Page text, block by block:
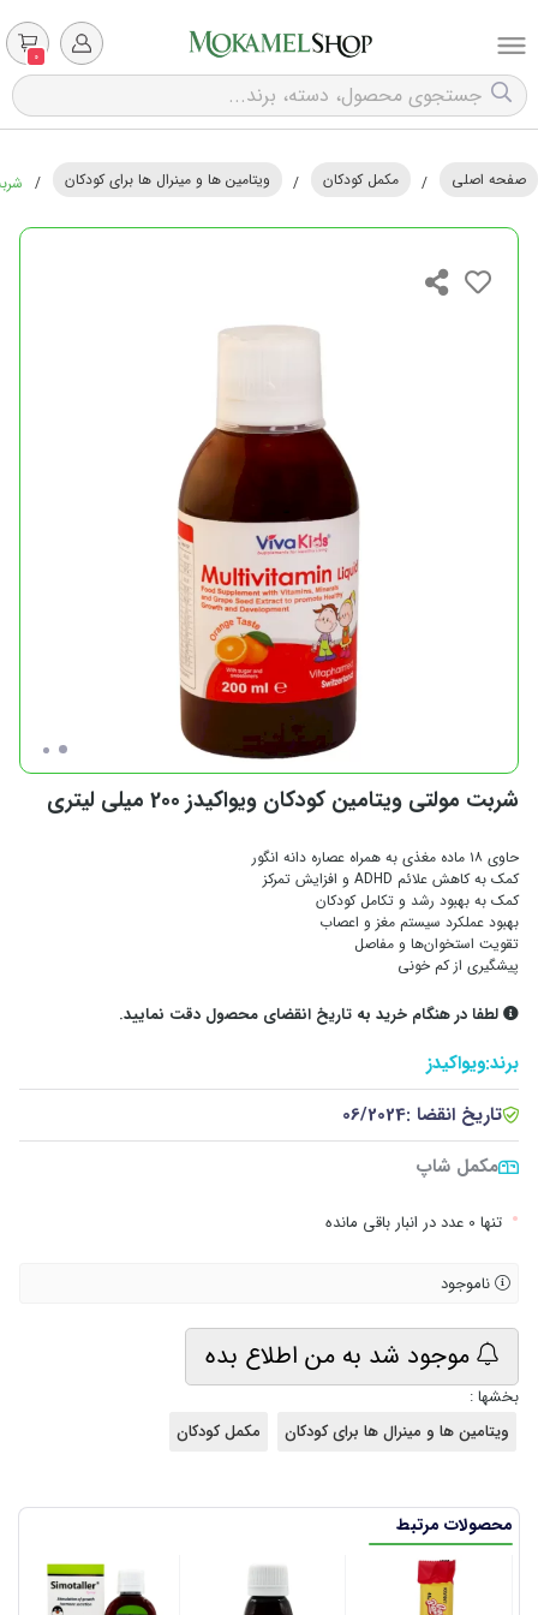
0
صفحه اصلی / مکمل کودکان / ویتامین ها و مینرال ها برای کودکان /
شربت مولتی ویتامین کودکان ویواکیدز 200 میلی لیتری
حاوی ۱۸ ماده مغذی به همراه عصاره دانه انگور
کمک به کاهش علائم ADHD و افزایش تمرکز
کمک به بهبود رشد و تکامل کودکان
بهبود عملکرد سیستم مغز و اعصاب
تقویت استخوان‌ها و مفاصل
پیشگیری از کم خونی
لطفا در هنگام خرید به تاریخ انقضای محصول دقت نمایید.
برند:ویواکیدز
تاریخ انقضا :06/2024
مکمل شاپ
• تنها 0 عدد در انبار باقی مانده
ناموجود
موجود شد به من اطلاع بده
بخشها :
ویتامین ها و مینرال ها برای کودکان
مکمل کودکان
محصولات مرتبط